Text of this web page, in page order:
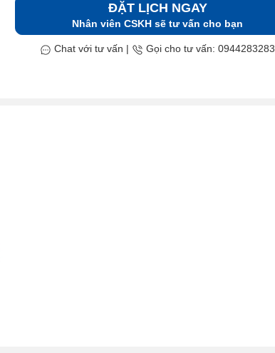
ĐẶT LỊCH NGAY
Nhân viên CSKH sẽ tư vấn cho bạn
Chat với tư vấn | Gọi cho tư vấn: 0944283283